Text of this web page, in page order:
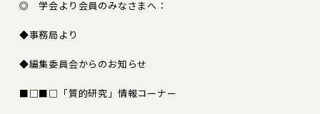
◎ 学会より会員のみなさまへ：
◆事務局より
◆編集委員会からのお知らせ
■□■□「質的研究」情報コーナー